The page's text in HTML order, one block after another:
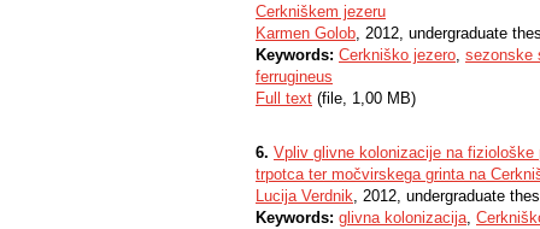
Cerkniškem jezeru
Karmen Golob, 2012, undergraduate
Keywords: Cerkniško jezero, sezonske
ferrugineus
Full text (file, 1,00 MB)
6. Vpliv glivne kolonizacije na
trpotca ter močvirskega grinta na
Lucija Verdnik, 2012, undergraduate
Keywords: glivna kolonizacija,